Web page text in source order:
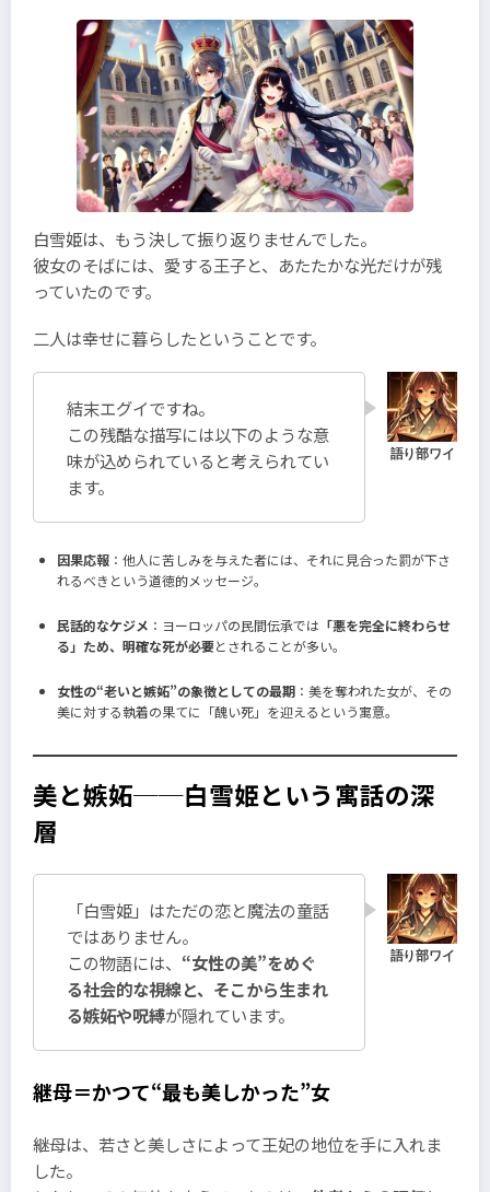
白雪姫は、もう決して振り返りませんでした。
彼女のそばには、愛する王子と、あたたかな光だけが残
っていたのです。
二人は幸せに暮らしたということです。
結末エグイですね。
この残酷な描写には以下のような意
味が込められていると考えられてい
ます。
因果応報 ：他人に苦しみを与えた者には、それに見合った罰が下さ
れるべきという道徳的メッセージ。
民話的なケジメ ：ヨーロッパの民間伝承では 「悪を完全に終わらせ
る」ため、明確な死が必要とされることが多い。
女性の“老いと嫉妬”の象徴としての最期 ：美を奪われた女が、その
美に対する執着の果てに「醜い死」を迎えるという寓意。
美と嫉妬──白雪姫という寓話の深
層
「白雪姫」はただの恋と魔法の童話
ではありません。
この物語には、 “女性の美”をめぐ
る社会的な視線と、そこから生まれ
る嫉妬や呪縛が隠れています。
継母＝かつて“最も美しかった”女
継母は、若さと美しさによって王妃の地位を手に入れま
した。